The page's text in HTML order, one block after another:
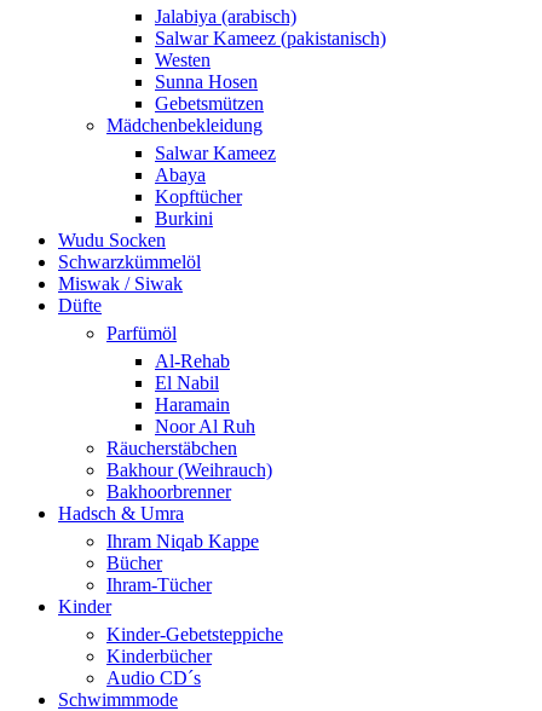
Jalabiya (arabisch)
Salwar Kameez (pakistanisch)
Westen
Sunna Hosen
Gebetsmützen
Mädchenbekleidung
Salwar Kameez
Abaya
Kopftücher
Burkini
Wudu Socken
Schwarzkümmelöl
Miswak / Siwak
Düfte
Parfümöl
Al-Rehab
El Nabil
Haramain
Noor Al Ruh
Räucherstäbchen
Bakhour (Weihrauch)
Bakhoorbrenner
Hadsch & Umra
Ihram Niqab Kappe
Bücher
Ihram-Tücher
Kinder
Kinder-Gebetsteppiche
Kinderbücher
Audio CD´s
Schwimmmode